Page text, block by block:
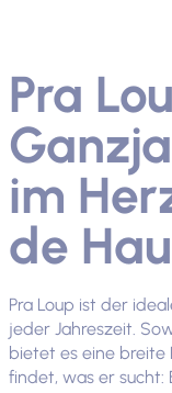
Pra
im
de
Pra Loup ist der
jeder Jahreszeit.
bietet es eine breite
findet, was er sucht: